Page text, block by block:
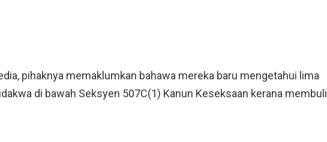
pihaknya memaklumkan bahawa mereka baru mengetahui lima
di bawah Seksyen 507C(1) Kanun Keseksaan kerana membuli